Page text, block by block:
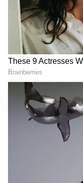
2
4
Zee Tamil
அதாவது